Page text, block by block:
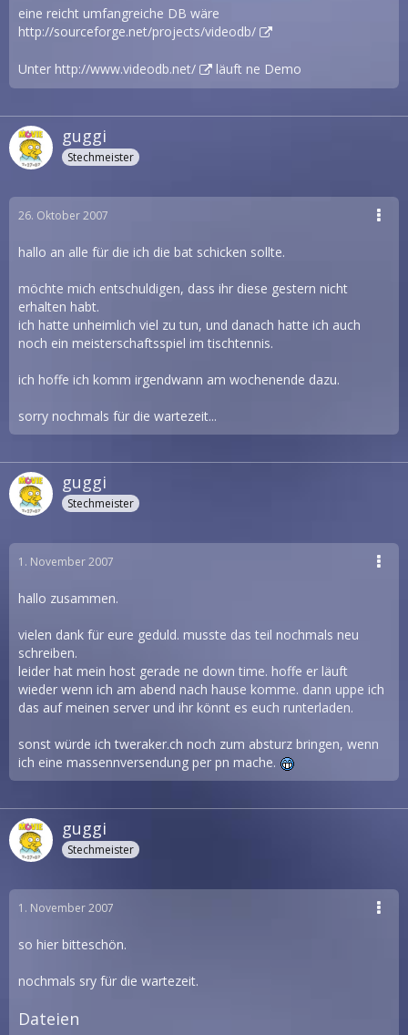
eine reicht umfangreiche DB wäre
http://sourceforge.net/projects/videodb/
Unter http://www.videodb.net/ läuft ne Demo
guggi
Stechmeister
26. Oktober 2007
hallo an alle für die ich die bat schicken sollte.
möchte mich entschuldigen, dass ihr diese gestern nicht
erhalten habt.
ich hatte unheimlich viel zu tun, und danach hatte ich auch
noch ein meisterschaftsspiel im tischtennis.
ich hoffe ich komm irgendwann am wochenende dazu.
sorry nochmals für die wartezeit...
guggi
Stechmeister
1. November 2007
hallo zusammen.
vielen dank für eure geduld. musste das teil nochmals neu
schreiben.
leider hat mein host gerade ne down time. hoffe er läuft
wieder wenn ich am abend nach hause komme. dann uppe ich
das auf meinen server und ihr könnt es euch runterladen.
sonst würde ich tweraker.ch noch zum absturz bringen, wenn
ich eine massennversendung per pn mache.
guggi
Stechmeister
1. November 2007
so hier bitteschön.
nochmals sry für die wartezeit.
Dateien